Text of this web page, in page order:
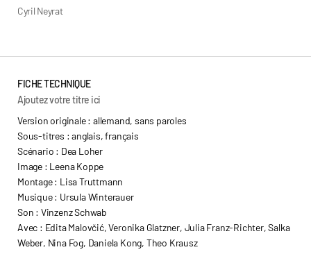
Cyril Neyrat
FICHE TECHNIQUE
Ajoutez votre titre ici
Version originale : allemand, sans paroles
Sous-titres : anglais, français
Scénario : Dea Loher
Image : Leena Koppe
Montage : Lisa Truttmann
Musique : Ursula Winterauer
Son : Vinzenz Schwab
Avec : Edita Malovčić, Veronika Glatzner, Julia Franz-Richter, Salka
Weber, Nina Fog, Daniela Kong, Theo Krausz